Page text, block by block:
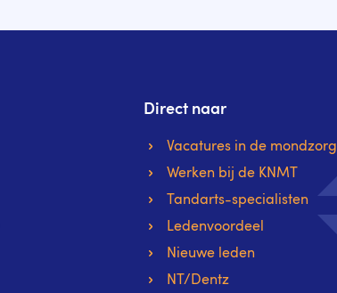
Direct naar
Vacatures in de mondzorg
Werken bij de KNMT
Tandarts-specialisten
Ledenvoordeel
Nieuwe leden
NT/Dentz